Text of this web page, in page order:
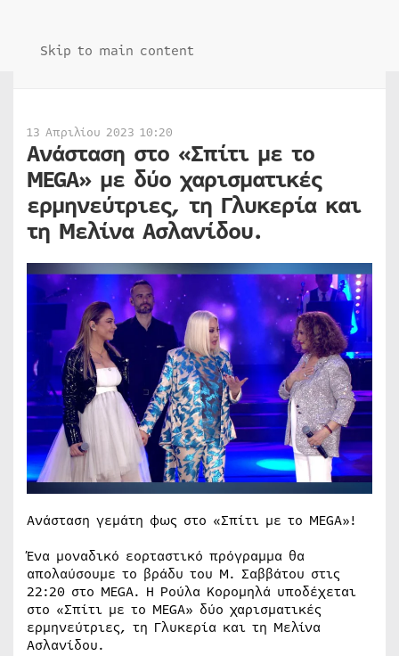
Skip to main content
13 Απριλίου 2023 10:20
Ανάσταση στο «Σπίτι με το
MEGA» με δύο χαρισματικές
ερμηνεύτριες, τη Γλυκερία και
τη Μελίνα Ασλανίδου.
Ανάσταση γεμάτη φως στο «Σπίτι με το MEGA»!
Ένα μοναδικό εορταστικό πρόγραμμα θα
απολαύσουμε το βράδυ του Μ. Σαββάτου στις
22:20 στο MEGA. Η Ρούλα Κορομηλά υποδέχεται
στο «Σπίτι με το MEGA» δύο χαρισματικές
ερμηνεύτριες, τη Γλυκερία και τη Μελίνα
Ασλανίδου.